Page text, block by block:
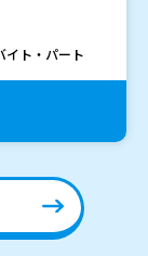
イト・パート